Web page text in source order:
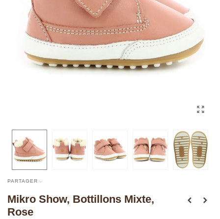
PARTAGER
Mikro Show, Bottillons Mixte,
Rose